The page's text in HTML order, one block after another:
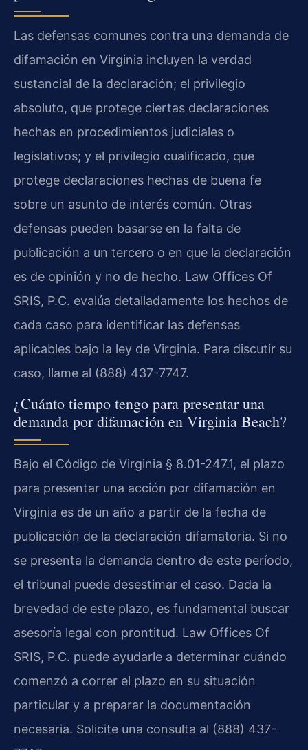
Las defensas comunes contra una demanda de
difamación en Virginia incluyen la verdad
sustancial de la declaración; el privilegio
absoluto, que protege ciertas declaraciones
hechas en procedimientos judiciales o
legislativos; y el privilegio cualificado, que
protege declaraciones hechas de buena fe
sobre un asunto de interés común. Otras
defensas pueden basarse en la falta de
publicación a un tercero o en que la declaración
es de opinión y no de hecho. Law Offices Of
SRIS, P.C. evalúa detalladamente los hechos de
cada caso para identificar las defensas
aplicables bajo la ley de Virginia. Para discutir su
caso, llame al (888) 437-7747.
¿Cuánto tiempo tengo para presentar una
demanda por difamación en Virginia Beach?
Bajo el Código de Virginia § 8.01-247.1, el plazo
para presentar una acción por difamación en
Virginia es de un año a partir de la fecha de
publicación de la declaración difamatoria. Si no
se presenta la demanda dentro de este período,
el tribunal puede desestimar el caso. Dada la
brevedad de este plazo, es fundamental buscar
asesoría legal con prontitud. Law Offices Of
SRIS, P.C. puede ayudarle a determinar cuándo
comenzó a correr el plazo en su situación
particular y a preparar la documentación
necesaria. Solicite una consulta al (888) 437-